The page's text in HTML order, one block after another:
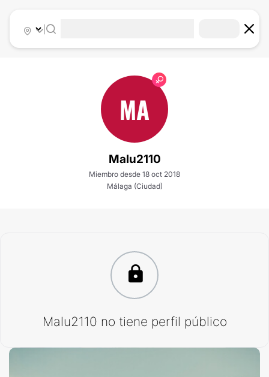
|
MA
Malu2110
Miembro desde 18 oct 2018
Málaga (Ciudad)
Malu2110 no tiene perfil público